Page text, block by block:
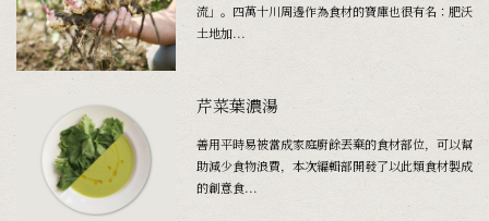
流」。四萬十川周邊作為食材的寶庫也很有名：肥沃
土地加...
芹菜葉濃湯
善用平時易被當成家庭廚餘丟棄的食材部位，可以幫
助減少食物浪費，本次編輯部開發了以此類食材製成
的創意食...